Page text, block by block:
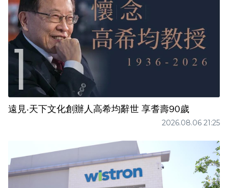
遠見‧天下文化創辦人高希均辭世 享耆壽90歲
2026.08.06 21:25